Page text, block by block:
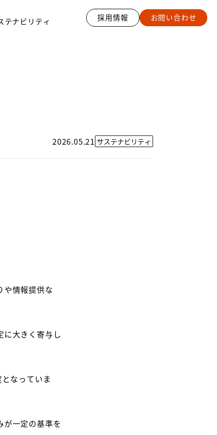
テナビリティ 採用情報 お問い合わせ
2026.05.21 サステナビリティ
や情報提供な
に大きく寄与し
なっていま
が一定の基準を